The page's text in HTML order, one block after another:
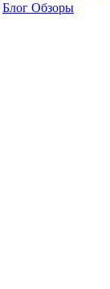
Блог Обзоры